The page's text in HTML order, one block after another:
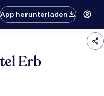
App herunterladen
Erb